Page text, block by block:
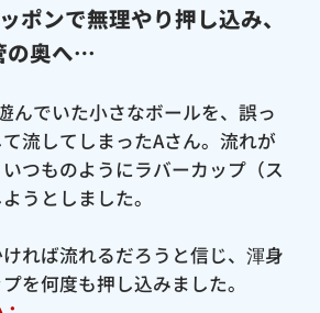
ポンで無理やり押し込み、
の奥へ…
んでいた小さなボールを、誤っ
流してしまったAさん。流れが
つものようにラバーカップ（ス
うとしました。
れば流れるだろうと信じ、渾身
を何度も押し込みました。